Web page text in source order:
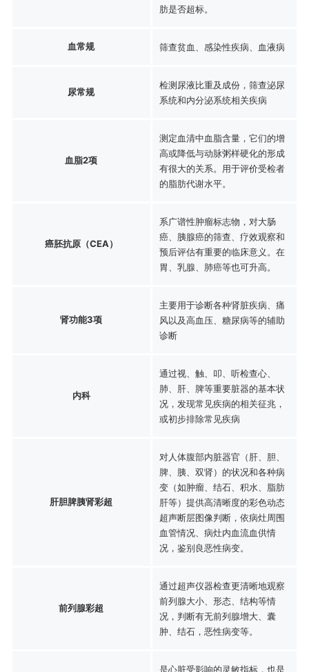
肪是否超标。
血常规 筛查贫血、感染性疾病、血液病
尿常规
检测尿液比重及成份，筛查泌尿
系统和内分泌系统相关疾病
血脂2项
测定血清中血脂含量，它们的增
高或降低与动脉粥样硬化的形成
有很大的关系。用于评价受检者
的脂肪代谢水平。
癌胚抗原（CEA）
系广谱性肿瘤标志物，对大肠
癌、胰腺癌的筛查、疗效观察和
预后评估有重要的临床意义。在
胃、乳腺、肺癌等也可升高。
肾功能3项
主要用于诊断各种肾脏疾病、痛
风以及高血压、糖尿病等的辅助
诊断
内科
通过视、触、叩、听检查心、
肺、肝、脾等重要脏器的基本状
况，发现常见疾病的相关征兆，
或初步排除常见疾病
肝胆脾胰肾彩超
对人体腹部内脏器官（肝、胆、
脾、胰、双肾）的状况和各种病
变（如肿瘤、结石、积水、脂肪
肝等）提供高清晰度的彩色动态
超声断层图像判断，依病灶周围
血管情况、病灶内血流血供情
况，鉴别良恶性病变。
前列腺彩超
通过超声仪器检查更清晰地观察
前列腺大小、形态、结构等情
况，判断有无前列腺增大、囊
肿、结石，恶性病变等。
是心脏受影响的灵敏指标，也是